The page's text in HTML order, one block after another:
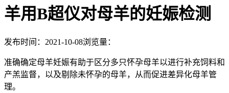
羊用B超仪对母羊的妊娠检测
发布时间：2021-10-08浏览量：
准确确定母羊妊娠有助于区分多只怀孕母羊以进行补充饲料和
产羔监督，以及剔除未怀孕的母羊，从而促进差异化母羊管
理。